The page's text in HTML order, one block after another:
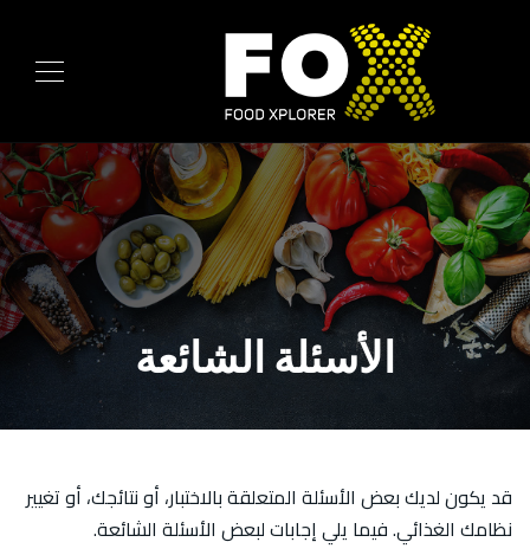
الأسئلة الشائعة
قد يكون لديك بعض الأسئلة المتعلقة بالاختبار، أو نتائجك، أو تغيير
نظامك الغذائي. فيما يلي إجابات لبعض الأسئلة الشائعة.